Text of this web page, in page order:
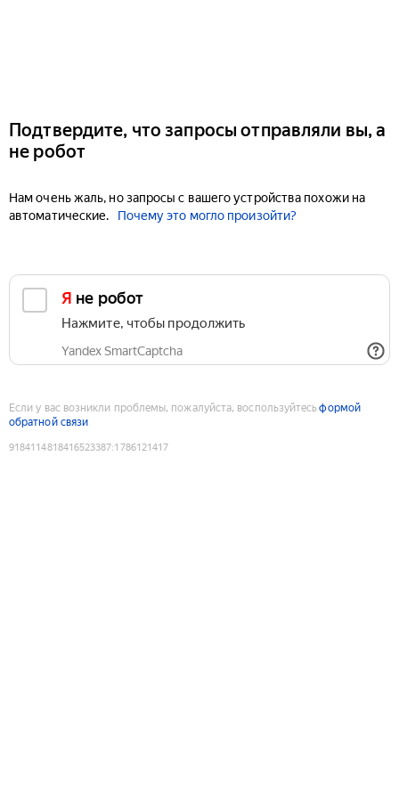
Подтвердите, что запросы отправляли вы, а
не робот
Нам очень жаль, но запросы с вашего устройства похожи на
автоматические.
Почему это могло произойти?
Я не робот
Нажмите, чтобы продолжить
Yandex SmartCaptcha
Если у вас возникли проблемы, пожалуйста, воспользуйтесьформой
обратной связи
9184114818416523387:1786121417